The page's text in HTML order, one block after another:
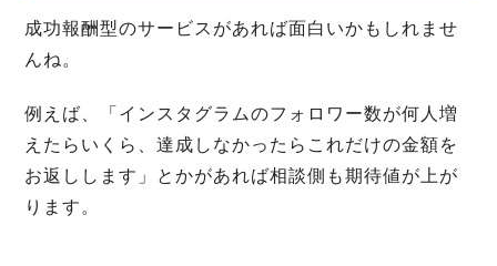
成功報酬型のサービスがあれば面白いかもしれませ
んね。
例えば、「インスタグラムのフォロワー数が何人増
えたらいくら、達成しなかったらこれだけの金額を
お返しします」とかがあれば相談側も期待値が上が
ります。